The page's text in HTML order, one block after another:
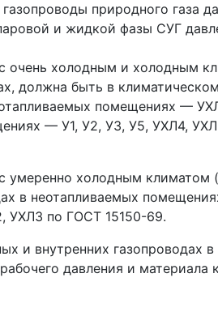
природного газа
и жидкой фазы СУГ
очень холодным и холодным
должна быть в
помещениях —
— У1, У2, У3, У5, УХЛ4,
умеренно холодным
в неотапливаемых
УХЛ3 по ГОСТ 15150-69.
и внутренних газопроводах
давления и материала